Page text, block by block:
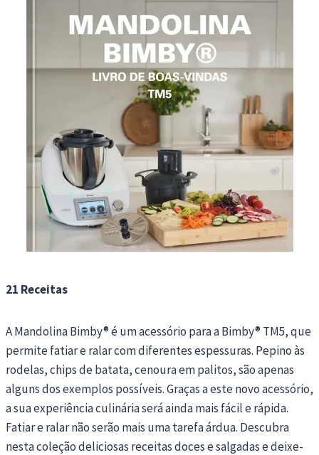
21 Receitas
A Mandolina Bimby® é um acessório para a Bimby® TM5, que
permite fatiar e ralar com diferentes espessuras. Pepino às
rodelas, chips de batata, cenoura em palitos, são apenas
alguns dos exemplos possíveis. Graças a este novo acessório,
a sua experiência culinária será ainda mais fácil e rápida.
Fatiar e ralar não serão mais uma tarefa árdua. Descubra
nesta coleção deliciosas receitas doces e salgadas e deixe-